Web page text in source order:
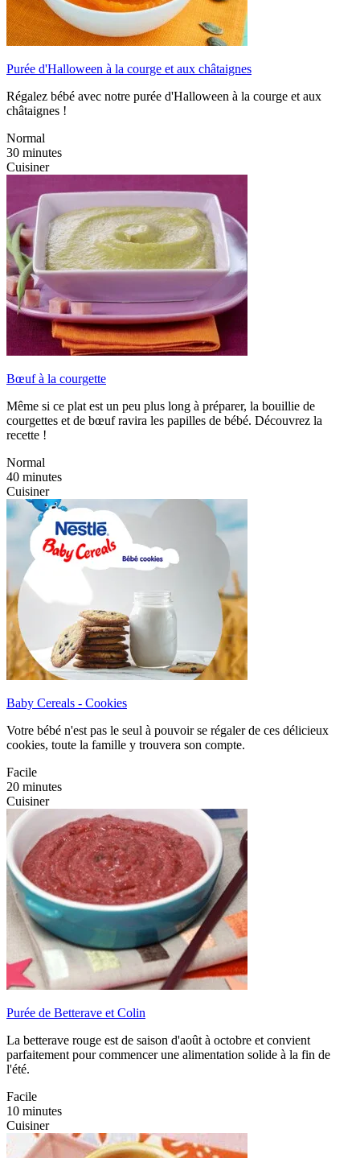
Purée d'Halloween à la courge et aux châtaignes
Régalez bébé avec notre purée d'Halloween à la courge et aux
châtaignes !
Normal
30 minutes
Cuisiner
Bœuf à la courgette
Même si ce plat est un peu plus long à préparer, la bouillie de
courgettes et de bœuf ravira les papilles de bébé. Découvrez la
recette !
Normal
40 minutes
Cuisiner
Baby Cereals - Cookies
Votre bébé n'est pas le seul à pouvoir se régaler de ces délicieux
cookies, toute la famille y trouvera son compte.
Facile
20 minutes
Cuisiner
Purée de Betterave et Colin
La betterave rouge est de saison d'août à octobre et convient
parfaitement pour commencer une alimentation solide à la fin de
l'été.
Facile
10 minutes
Cuisiner